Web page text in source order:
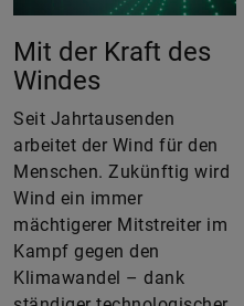
Mit der Kraft des
Windes
Seit Jahrtausenden
arbeitet der Wind für den
Menschen. Zukünftig wird
Wind ein immer
mächtigerer Mitstreiter im
Kampf gegen den
Klimawandel – dank